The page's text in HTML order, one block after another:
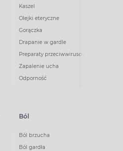
Kaszel
Olejki eteryczne
Gorączka
Drapanie w gardle
Preparaty przeciwwirusowe
Zapalenie ucha
Odporność
Ból
Ból brzucha
Ból gardła